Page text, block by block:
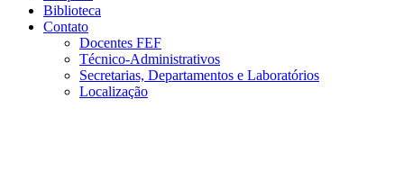
Biblioteca
Contato
Docentes FEF
Técnico-Administrativos
Secretarias, Departamentos e Laboratórios
Localização